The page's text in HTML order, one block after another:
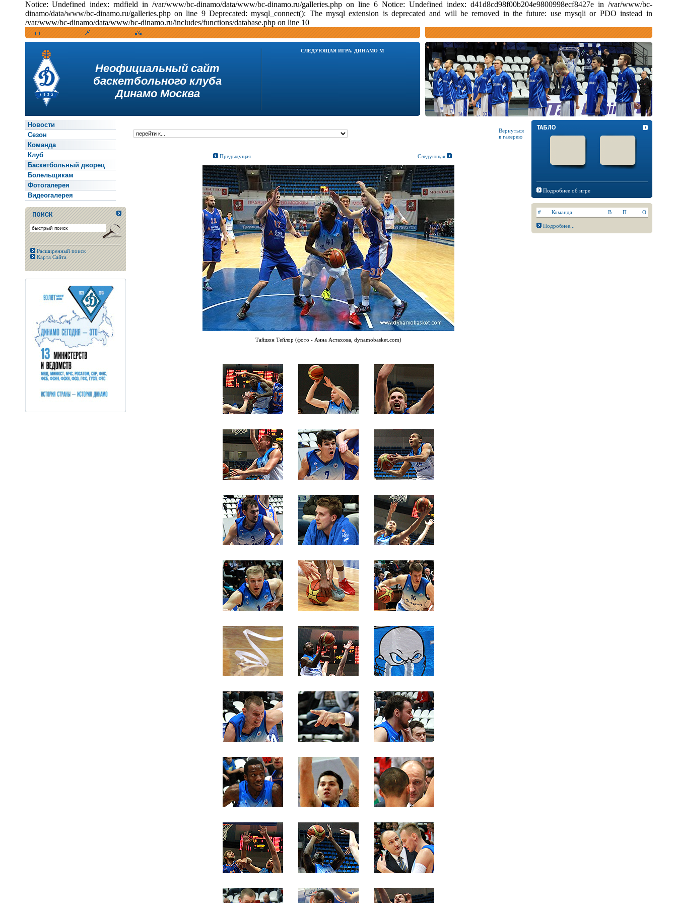
Notice: Undefined index: rndfield in /var/www/bc-dinamo/data/www/bc-dinamo.ru/galleries.php on line 6 Notice: Undefined index: d41d8cd98f00b204e9800998ecf8427e in /var/www/bc-
dinamo/data/www/bc-dinamo.ru/galleries.php on line 9 Deprecated: mysql_connect(): The mysql extension is deprecated and will be removed in the future: use mysqli or PDO instead in
/var/www/bc-dinamo/data/www/bc-dinamo.ru/includes/functions/database.php on line 10
Неофициальный сайт
баскетбольного клуба
Динамо Москва
СЛЕДУЮЩАЯ ИГРА. ДИНАМО М
Новости
Сезон
Команда
Клуб
Баскетбольный дворец
Болельщикам
Фотогалерея
Видеогалерея
Расширенный поиск
Карта Сайта
Вернуться
в галерею
Предыдущая Следующая
Тайшон Тейлор (фото - Анна Астахова, dynamobasket.com)
Подробнее об игре
# Команда В П О
Подробнее...